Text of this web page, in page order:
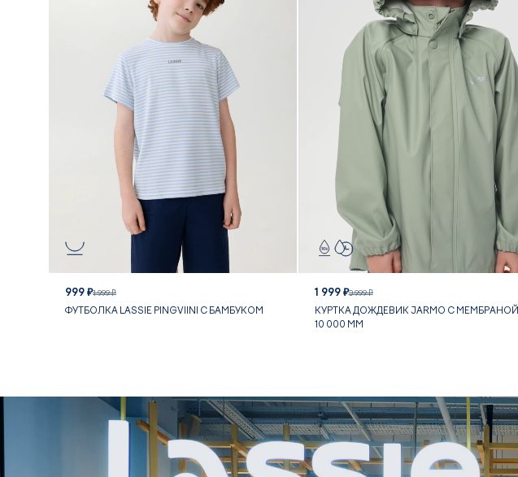
999 ₽1 999 ₽
ФУТБОЛКА LASSIE PINGVIINI С БАМБУКОМ
1 999 ₽3 999 ₽
КУРТКА ДОЖДЕВИК JARMO С МЕМБРАНОЙ
10 000 ММ